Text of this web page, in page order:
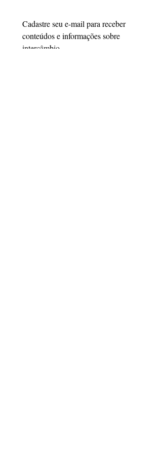
Cadastre seu e-mail para receber
conteúdos e informações sobre
intercâmbio.